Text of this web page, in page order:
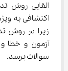
القایی روش
آزمون و خطا
سوالات برسد.